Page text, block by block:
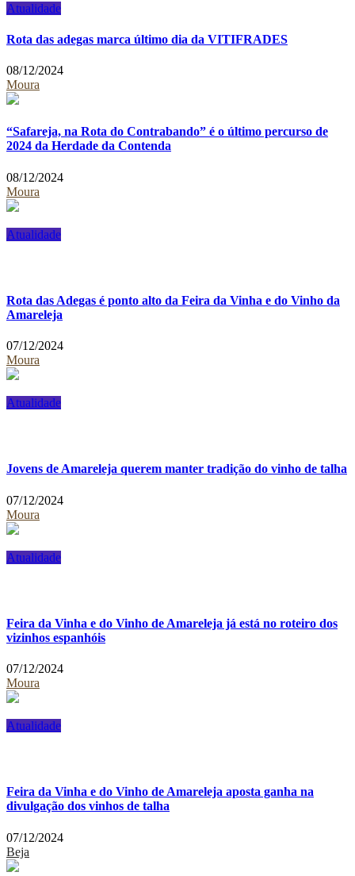
Atualidade
Rota das adegas marca último dia da VITIFRADES
08/12/2024
Moura
“Safareja, na Rota do Contrabando” é o último percurso de
2024 da Herdade da Contenda
08/12/2024
Moura
Atualidade
Rota das Adegas é ponto alto da Feira da Vinha e do Vinho da
Amareleja
07/12/2024
Moura
Atualidade
Jovens de Amareleja querem manter tradição do vinho de talha
07/12/2024
Moura
Atualidade
Feira da Vinha e do Vinho de Amareleja já está no roteiro dos
vizinhos espanhóis
07/12/2024
Moura
Atualidade
Feira da Vinha e do Vinho de Amareleja aposta ganha na
divulgação dos vinhos de talha
07/12/2024
Beja